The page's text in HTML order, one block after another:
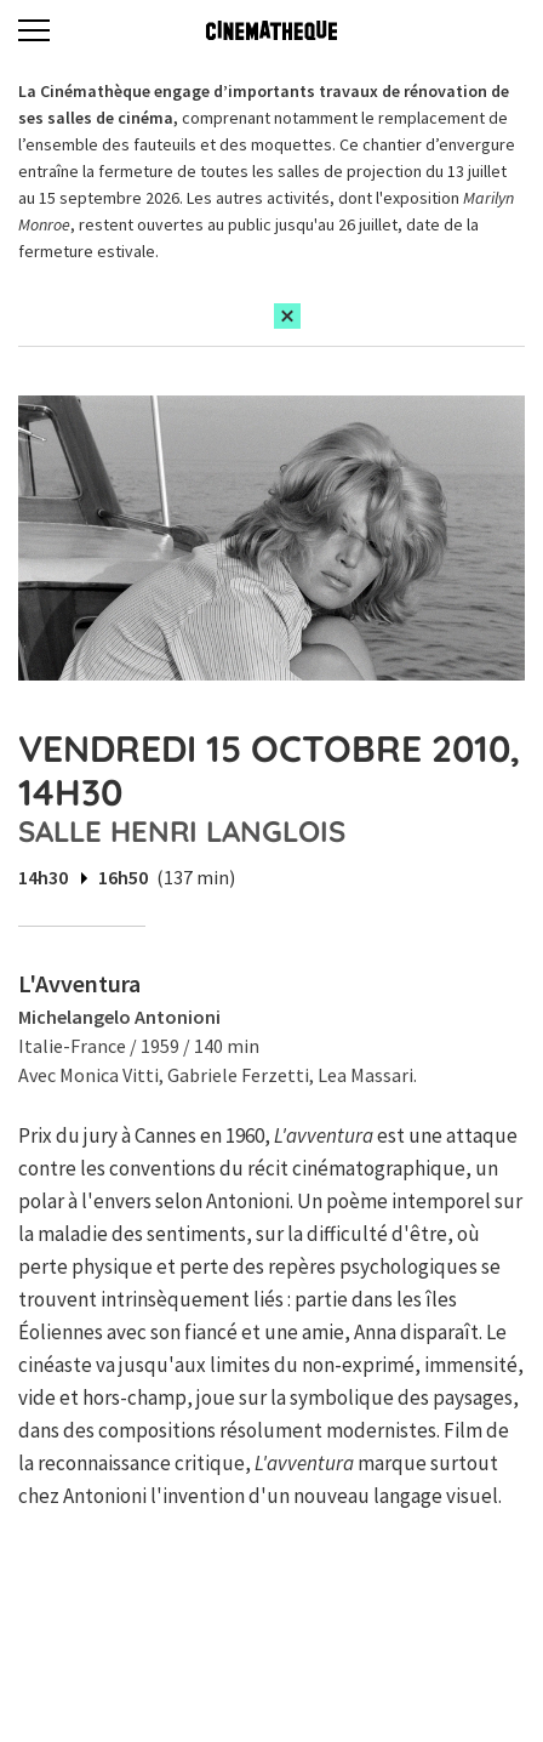
La Cinémathèque engage d’importants travaux de rénovation de
ses salles de cinéma, comprenant notamment le remplacement de
l’ensemble des fauteuils et des moquettes. Ce chantier d’envergure
entraîne la fermeture de toutes les salles de projection du 13 juillet
au 15 septembre 2026. Les autres activités, dont l'exposition Marilyn
Monroe, restent ouvertes au public jusqu'au 26 juillet, date de la
fermeture estivale.
VENDREDI 15 OCTOBRE 2010,
14H30
SALLE HENRI LANGLOIS
14h30 16h50 (137 min)
L'Avventura
Michelangelo Antonioni
Italie-France / 1959 / 140 min
Avec Monica Vitti, Gabriele Ferzetti, Lea Massari.
Prix du jury à Cannes en 1960,L'avventuraest une attaque
contre les conventions du récit cinématographique, un
polar à l'envers selon Antonioni. Un poème intemporel sur
la maladie des sentiments, sur la difficulté d'être, où
perte physique et perte des repères psychologiques se
trouvent intrinsèquement liés : partie dans les îles
Éoliennes avec son fiancé et une amie, Anna disparaît. Le
cinéaste va jusqu'aux limites du non-exprimé, immensité,
vide et hors-champ, joue sur la symbolique des paysages,
dans des compositions résolument modernistes. Film de
la reconnaissance critique,L'avventuramarque surtout
chez Antonioni l'invention d'un nouveau langage visuel.